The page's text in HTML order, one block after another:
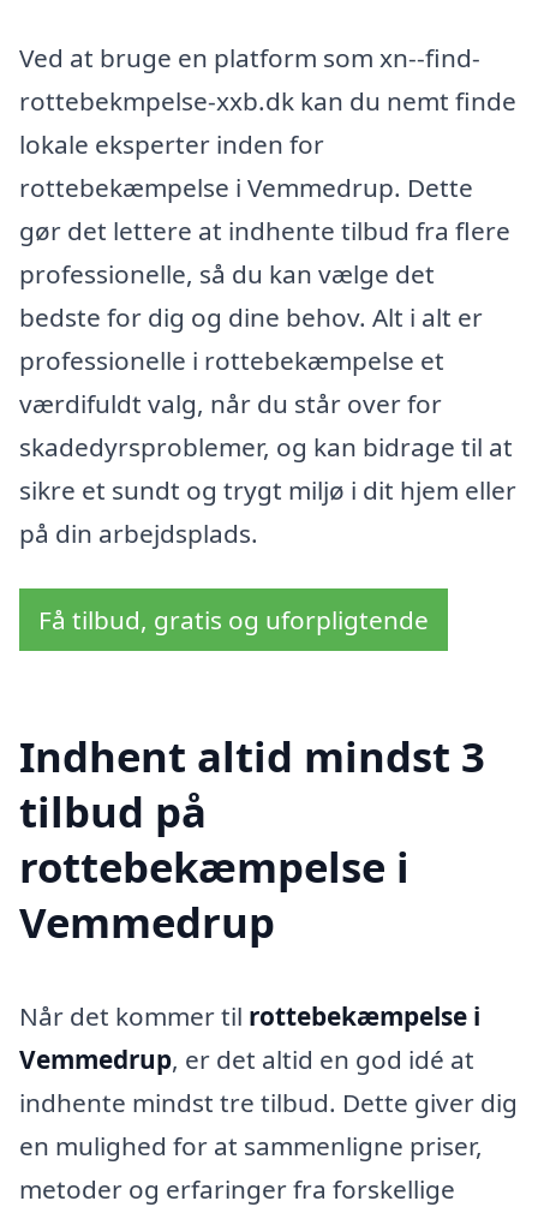
Ved at bruge en platform som xn--find-
rottebekmpelse-xxb.dk kan du nemt finde
lokale eksperter inden for
rottebekæmpelse i Vemmedrup. Dette
gør det lettere at indhente tilbud fra flere
professionelle, så du kan vælge det
bedste for dig og dine behov. Alt i alt er
professionelle i rottebekæmpelse et
værdifuldt valg, når du står over for
skadedyrsproblemer, og kan bidrage til at
sikre et sundt og trygt miljø i dit hjem eller
på din arbejdsplads.
Få tilbud, gratis og uforpligtende
Indhent altid mindst 3
tilbud på
rottebekæmpelse i
Vemmedrup
Når det kommer til rottebekæmpelse i
Vemmedrup, er det altid en god idé at
indhente mindst tre tilbud. Dette giver dig
en mulighed for at sammenligne priser,
metoder og erfaringer fra forskellige